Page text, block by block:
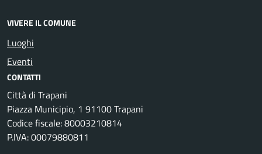
VIVERE IL COMUNE
Luoghi
Eventi
CONTATTI
Città di Trapani
Piazza Municipio, 1 91100 Trapani
Codice fiscale: 80003210814
P.IVA: 00079880811